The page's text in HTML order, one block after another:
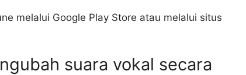
melalui Google Play Store atau melalui situs
suara vokal secara